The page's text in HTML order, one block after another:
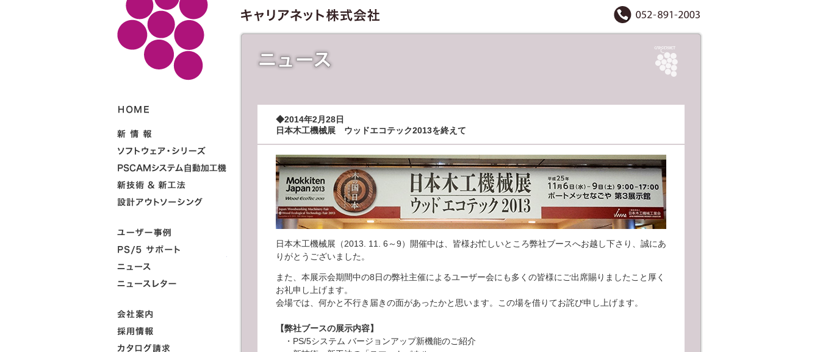
◆2014年2月28日
日本木工機械展 ウッドエコテック2013を終えて
日本木工機械展（2013. 11. 6～9）開催中は、皆様お忙しいところ弊社ブースへお越し下さり、誠にあ
りがとうございました。
また、本展示会期間中の8日の弊社主催によるユーザー会にも多くの皆様にご出席賜りましたこと厚く
お礼申し上げます。
会場では、何かと不行き届きの面があったかと思います。この場を借りてお詫び申し上げます。
【弊社ブースの展示内容】
・PS/5システム バージョンアップ新機能のご紹介
ソフトウェア・シリーズ
PSCAMシステム 自動加工機
新技術＆新工法
アウトソーシング
ユーザー事例
システム バージョンアップ
情報、PS/5 機能紹介一覧
ニュースレター